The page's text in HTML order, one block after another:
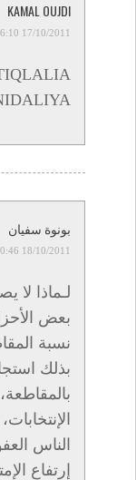
KAMAL OUJDI
17/10/2011 AT 16:10
بونوة سفيان
18/10/2011 AT 20:46
لـماذا لا
بعض
نسبة
بذلك
الناس
إرتفاع